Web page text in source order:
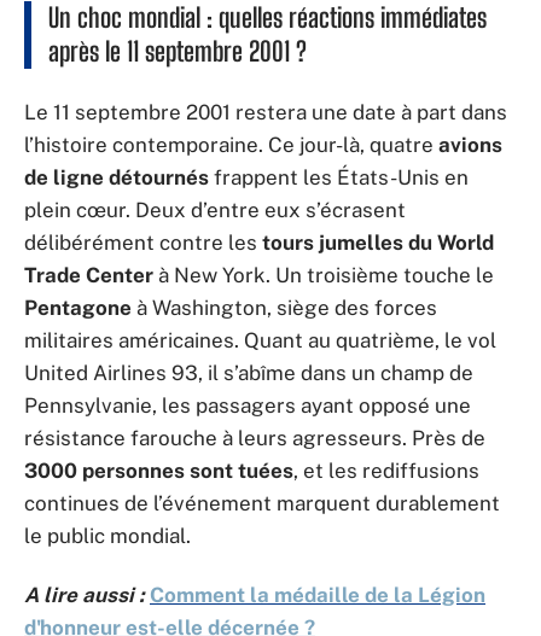
Un choc mondial : quelles réactions immédiates
après le 11 septembre 2001 ?
Le 11 septembre 2001 restera une date à part dans
l’histoire contemporaine. Ce jour-là, quatre avions
de ligne détournés frappent les États-Unis en
plein cœur. Deux d’entre eux s’écrasent
délibérément contre les tours jumelles du World
Trade Center à New York. Un troisième touche le
Pentagone à Washington, siège des forces
militaires américaines. Quant au quatrième, le vol
United Airlines 93, il s’abîme dans un champ de
Pennsylvanie, les passagers ayant opposé une
résistance farouche à leurs agresseurs. Près de
3000 personnes sont tuées, et les rediffusions
continues de l’événement marquent durablement
le public mondial.
A lire aussi : Comment la médaille de la Légion
d'honneur est-elle décernée ?